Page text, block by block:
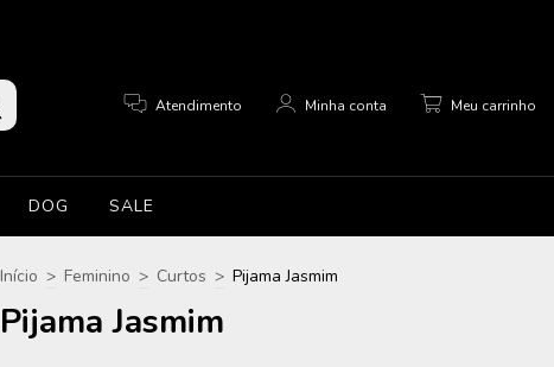
Atendimento Minha conta Meu carrinho
DOG SALE
Início > Feminino > Curtos > Pijama Jasmim
Pijama Jasmim